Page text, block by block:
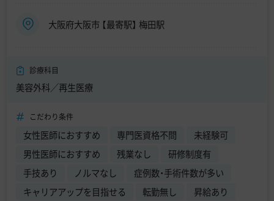
大阪府大阪市 【最寄駅】 梅田駅
診療科目
美容外科／再生医療
こだわり条件
女性医師におすすめ 専門医資格不問
未経験可
男性医師におすすめ
残業なし
研修制度有
手技あり
ノルマなし
症例数・手術件数が多い
キャリアアップを目指せる
転勤無し
昇給あり